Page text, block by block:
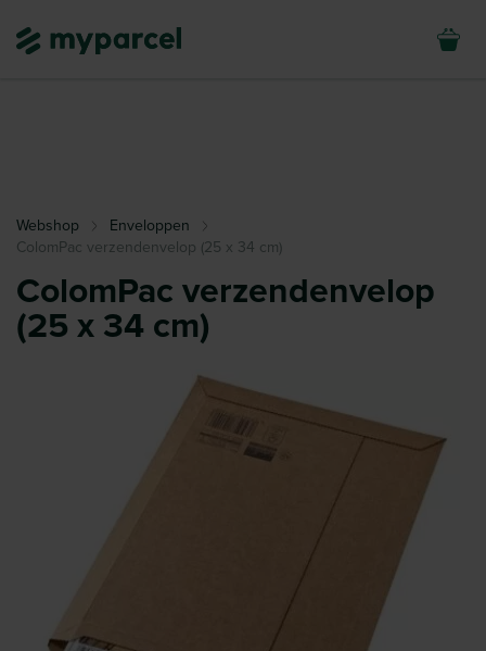
Webshop
Enveloppen
ColomPac verzendenvelop (25 x 34 cm)
ColomPac verzendenvelop
(25 x 34 cm)